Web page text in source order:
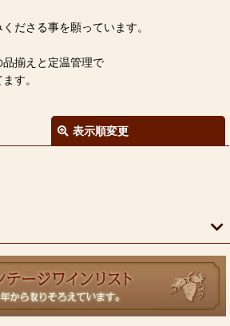
ださる事を願っています。
揃えと定温管理で
す。
表示順変更
絞り込む